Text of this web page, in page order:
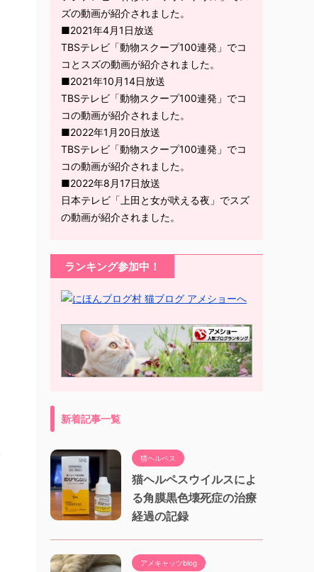
ズの動画が紹介されました。
■2021年4月1日放送
TBSテレビ「動物スクープ100連発」でコ
コとスズの動画が紹介されました。
■2021年10月14日放送
TBSテレビ「動物スクープ100連発」でコ
コの動画が紹介されました。
■2022年1月20日放送
TBSテレビ「動物スクープ100連発」でコ
コの動画が紹介されました。
■2022年8月17日放送
日本テレビ「上田と女が吠える夜」でスズ
の動画が紹介されました。
ランキング参加中！
新着記事一覧
猫ヘルペス
猫ヘルペスウイルスによ
る角膜黒色壊死症の治療
経過の記録
アメキャッツblog